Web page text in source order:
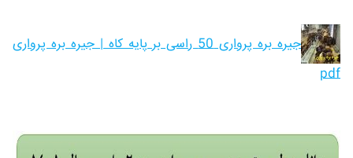
جیره بره پرواری 50 راسی بر پایه کاه | جیره بره پرواری
pdf